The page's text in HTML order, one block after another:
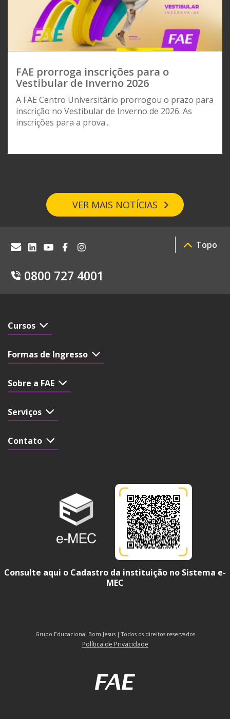
FAE prorroga inscrições para o
Vestibular de Inverno 2026
A FAE Centro Universitário prorrogou o prazo para
inscrição no Vestibular de Inverno de 2026. As
inscrições para a prova...
VER MAIS NOTÍCIAS
0800 727 4001
Topo
Cursos
Formas de Ingresso
Sobre a FAE
Serviços
Contato
Consulte aqui o Cadastro da instituição no Sistema e-
MEC
Grupo Educacional Bom Jesus | Todos os direitos reservados
Política de Privacidade